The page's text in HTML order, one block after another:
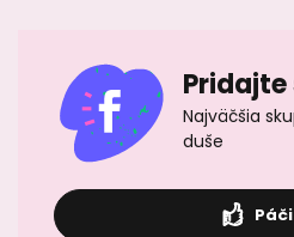
Pridajte
Najväčšia
duše